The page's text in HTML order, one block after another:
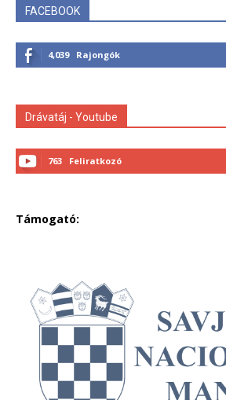
FACEBOOK
4,039 Rajongók
Drávatáj - Youtube
763 Feliratkozó
Támogató: